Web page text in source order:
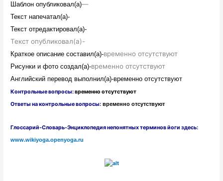
Шаблонопубликовал(а)—
Текст напечатал(а)-
Текст отредактировал(а)-
Текст опубликовал(а)-
Краткое описание составил(а)-временно отсутствуют
Рисунки и фото создал(а)-временно отсутствуют
Английский перевод выполнил(а)-временно отсутствуют
Контрольные вопросы:временно отсутствуют
Ответы на контрольные вопросы: временно отсутствуют
Глоссарий-Словарь-Энциклопедия непонятных терминов йоги здесь:
www.wikiyoga.openyoga.ru